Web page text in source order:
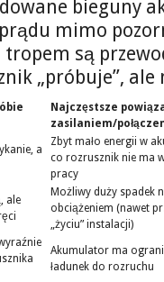
bieguny
prądu mimo
tropem są
„próbuje”,
Najczęstsze
zasilaniem/
a
Zbyt mało energii w
co rozrusznik nie ma
pracy
ale
Możliwy duży spadek
obciążeniem (nawet
„życiu” instalacji)
Akumulator ma
ładunek do rozruchu